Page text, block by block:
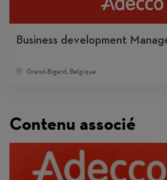
Business development
Grand-Bigard, Belgique
Contenu associé